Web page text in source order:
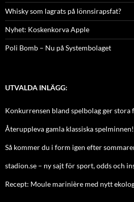
Whisky som lagrats på lönnsirapsfat?
Nyhet: Koskenkorva Apple
Poli Bomb – Nu på Systembolaget
UTVALDA INLÄGG:
Konkurrensen bland spelbolag ger
Återuppleva gamla klassiska spelminnen!
Så kommer du i form igen efter
stadion.se – ny sajt för sport, odds och
Recept: Moule marinière med nytt